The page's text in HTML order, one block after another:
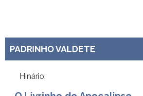
PADRINHO VALDETE
Hinário: